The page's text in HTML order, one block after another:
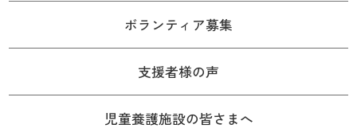
ボランティア募集
支援者様の声
児童養護施設の皆さまへ